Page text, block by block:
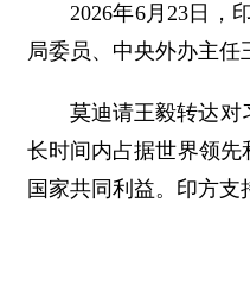
2026年6月23日，
局委员、中央外办主任
莫迪请王毅转达对
长时间内占据世界领
国家共同利益。印方